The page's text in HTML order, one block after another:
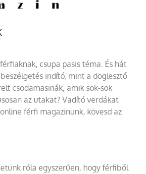
csupa pasis téma. És hát
indító, mint a döglesztő
csodamasinák, amik sok-sok
az utakat? Vadító verdákat
férfi magazinunk, kövesd az
róla egyszerűen, hogy férfiből